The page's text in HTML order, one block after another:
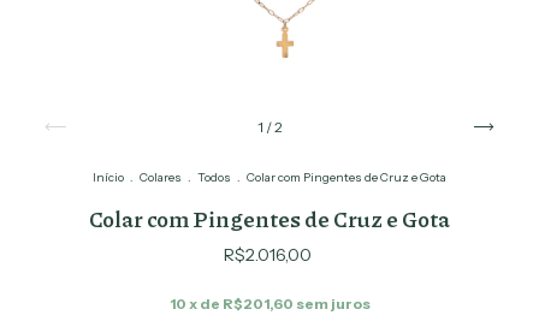
1 /2
Início Colares Todos Colar com Pingentes de Cruz e Gota
Colar com Pingentes de Cruz e Gota
R$2.016,00
10 x de R$201,60 sem juros